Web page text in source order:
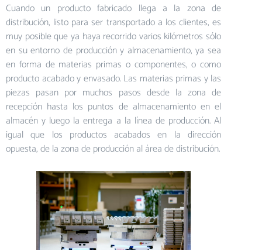
Cuando un producto fabricado llega a la zona de
distribución, listo para ser transportado a los clientes, es
muy posible que ya haya recorrido varios kilómetros sólo
en su entorno de producción y almacenamiento, ya sea
en forma de materias primas o componentes, o como
producto acabado y envasado. Las materias primas y las
piezas pasan por muchos pasos desde la zona de
recepción hasta los puntos de almacenamiento en el
almacén y luego la entrega a la línea de producción. Al
igual que los productos acabados en la dirección
opuesta, de la zona de producción al área de distribución.